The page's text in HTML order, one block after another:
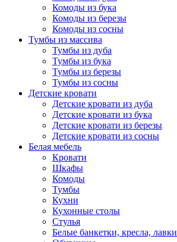
Комоды из бука
Комоды из березы
Комоды из сосны
Тумбы из массива
Тумбы из дуба
Тумбы из бука
Тумбы из березы
Тумбы из сосны
Детские кровати
Детские кровати из дуба
Детские кровати из бука
Детские кровати из березы
Детские кровати из сосны
Белая мебель
Кровати
Шкафы
Комоды
Тумбы
Кухни
Кухонные столы
Стулья
Белые банкетки, кресла, лавки